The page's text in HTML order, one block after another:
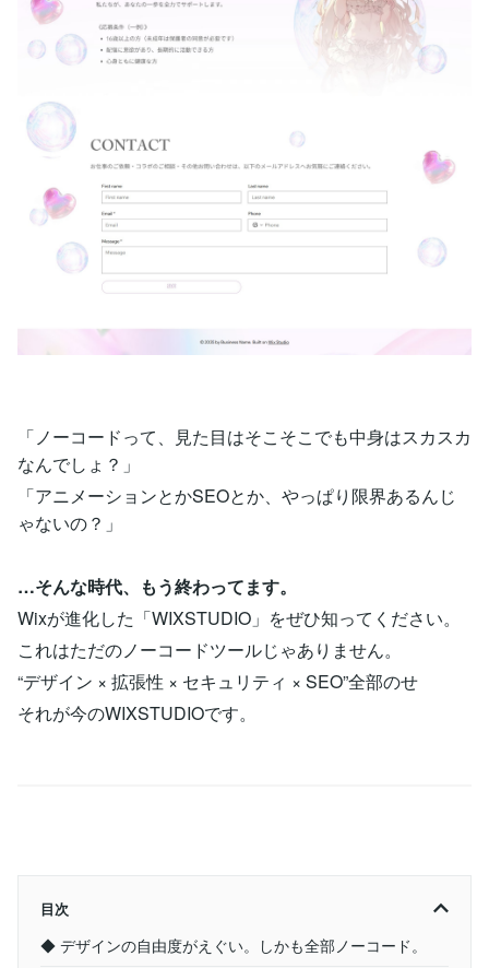
「ノーコードって、見た目はそこそこでも中身はスカスカ
なんでしょ？」
「アニメーションとかSEOとか、やっぱり限界あるんじ
ゃないの？」
…そんな時代、もう終わってます。
Wixが進化した「WIXSTUDIO」をぜひ知ってください。
これはただのノーコードツールじゃありません。
“デザイン × 拡張性 × セキュリティ × SEO”全部のせ
それが今のWIXSTUDIOです。
目次
◆ デザインの自由度がえぐい。しかも全部ノーコード。